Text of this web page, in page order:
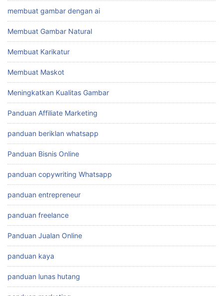
membuat gambar dengan ai
Membuat Gambar Natural
Membuat Karikatur
Membuat Maskot
Meningkatkan Kualitas Gambar
Panduan Affiliate Marketing
panduan beriklan whatsapp
Panduan Bisnis Online
panduan copywriting Whatsapp
panduan entrepreneur
panduan freelance
Panduan Jualan Online
panduan kaya
panduan lunas hutang